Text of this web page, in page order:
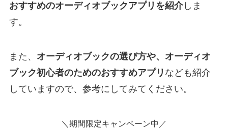
おすすめのオーディオブックアプリを紹介しま
す。
また、 オーディオブックの選び方や、オーディオ
ブック初心者のためのおすすめアプリ なども紹介
していますので、参考にしてみてください。
＼期間限定キャンペーン中／